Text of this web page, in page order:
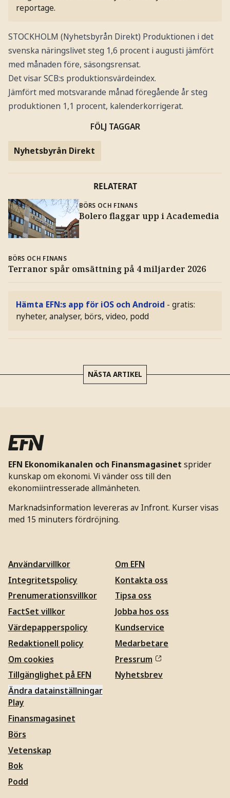
reportage.
STOCKHOLM (Nyhetsbyrån Direkt) Produktionen i det
svenska näringslivet steg 1,6 procent i augusti jämfört
med månaden före, säsongsrensat.
Det visar SCB:s produktionsvärdeindex.
Jämfört med motsvarande månad föregående år steg
produktionen 1,1 procent, kalenderkorrigerat.
FÖLJ TAGGAR
Nyhetsbyrån Direkt
RELATERAT
BÖRS OCH FINANS
Bolero flaggar upp i Academedia
BÖRS OCH FINANS
Terranor spår omsättning på 4 miljarder 2026
Hämta EFN:s app för iOS och Android - gratis:
nyheter, analyser, börs, video, podd
NÄSTA ARTIKEL
EFN Ekonomikanalen och Finansmagasinet sprider
kunskap om ekonomi. Vi vänder oss till den
ekonomiintresserade allmänheten.
Marknadsinformation levereras av Infront. Kurser visas
med 15 minuters fördröjning.
Användarvillkor
Integritetspolicy
Prenumerationsvillkor
FactSet villkor
Värdepapperspolicy
Redaktionell policy
Om cookies
Tillgänglighet på EFN
Ändra datainställningar
Om EFN
Kontakta oss
Tipsa oss
Jobba hos oss
Kundservice
Medarbetare
Pressrum
Nyhetsbrev
Play
Finansmagasinet
Börs
Vetenskap
Bok
Podd